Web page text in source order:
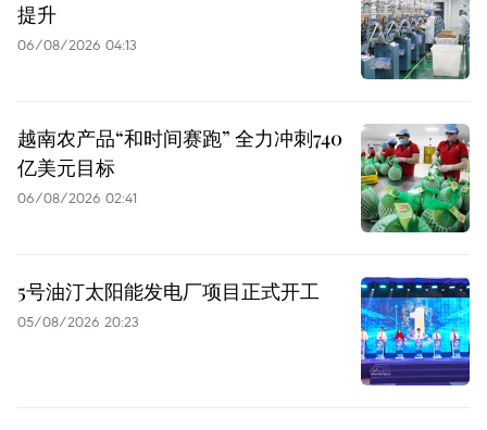
提升
06/08/2026 04:13
越南农产品“和时间赛跑” 全力冲刺740
亿美元目标
06/08/2026 02:41
5号油汀太阳能发电厂项目正式开工
05/08/2026 20:23